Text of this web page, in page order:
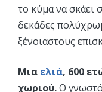
το κύμα να σκάει
δεκάδες
ξένοιαστους
Μια ελιά, 600
χωριού.Ο